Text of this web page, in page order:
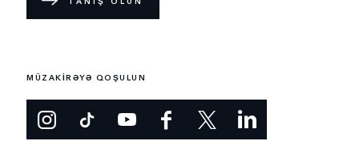
MÜZAKİRƏYƏ QOŞULUN